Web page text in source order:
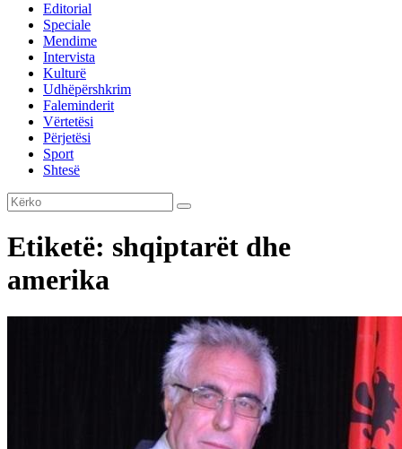
Editorial
Speciale
Mendime
Intervista
Kulturë
Udhëpërshkrim
Faleminderit
Vërtetësi
Përjetësi
Sport
Shtesë
Etiketë: shqiptarët dhe
amerika